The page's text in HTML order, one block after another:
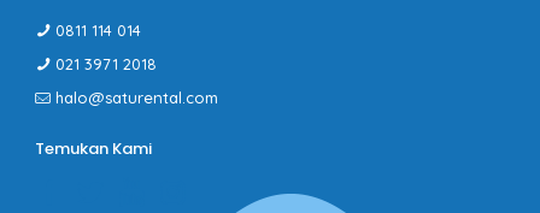
0811 114 014
021 3971 2018
halo@saturental.com
Temukan Kami